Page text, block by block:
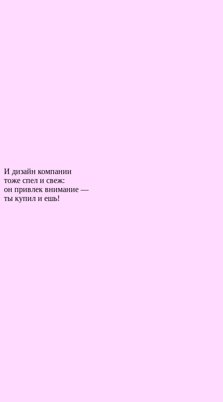
И дизайн компании
тоже спел и свеж:
он привлек внимание —
ты купил и ешь!